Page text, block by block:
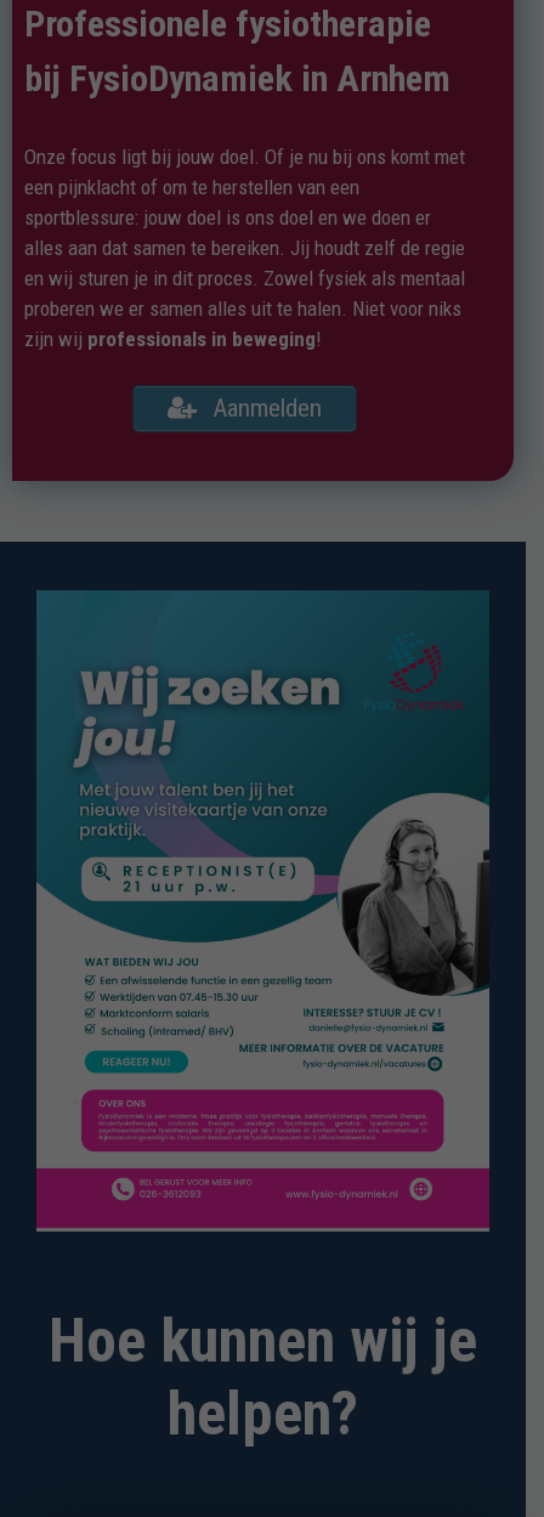
Professionele fysiotherapie
bij FysioDynamiek in Arnhem
Onze focus ligt bij jouw doel. Of je nu bij ons komt met
een pijnklacht of om te herstellen van een
sportblessure: jouw doel is ons doel en we doen er
alles aan dat samen te bereiken. Jij houdt zelf de regie
en wij sturen je in dit proces. Zowel fysiek als mentaal
proberen we er samen alles uit te halen. Niet voor niks
zijn wij professionals in beweging!
Aanmelden
Hoe kunnen wij je
helpen?